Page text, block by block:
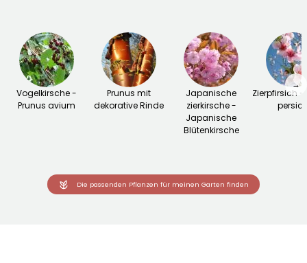
Vogelkirsche -
Prunus avium
Prunus mit
dekorative Rinde
Japanische
zierkirsche -
Japanische
Blütenkirsche
Zierpfirsich -
→
Die passenden Pflanzen für meinen Garten finden